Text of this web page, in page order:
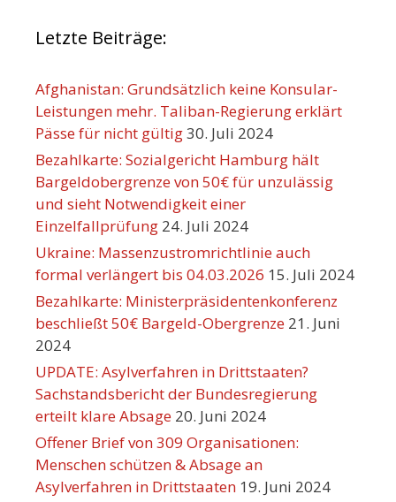
Letzte Beiträge:
Afghanistan: Grundsätzlich keine Konsular-
Leistungen mehr. Taliban-Regierung erklärt
Pässe für nicht gültig30. Juli 2024
Bezahlkarte: Sozialgericht Hamburg hält
Bargeldobergrenze von 50€ für unzulässig
und sieht Notwendigkeit einer
Einzelfallprüfung 24. Juli 2024
Ukraine: Massenzustromrichtlinie auch
formal verlängert bis 04.03.2026 15. Juli 2024
Bezahlkarte: Ministerpräsidentenkonferenz
beschließt 50€ Bargeld-Obergrenze 21. Juni
2024
UPDATE: Asylverfahren in Drittstaaten?
Sachstandsbericht der Bundesregierung
erteilt klare Absage 20. Juni 2024
Offener Brief von 309 Organisationen:
Menschen schützen & Absage an
Asylverfahren in Drittstaaten 19. Juni 2024